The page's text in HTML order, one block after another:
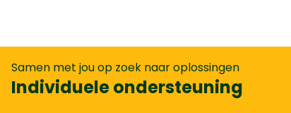
Samen met jou op zoek naar oplossingen
Individuele ondersteuning